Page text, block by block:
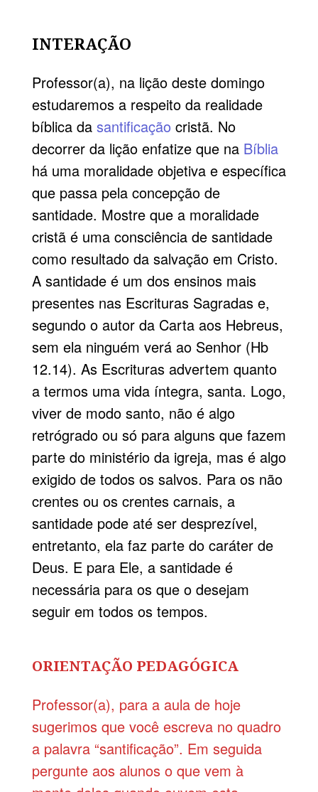
INTERAÇÃO
Professor(a), na lição deste domingo
estudaremos a respeito da realidade
bíblica da santificaçãocristã. No
decorrer da lição enfatize que na Bíblia
há uma moralidade objetiva e específica
que passa pela concepção de
santidade. Mostre que a moralidade
cristã é uma consciência de santidade
como resultado da salvação em Cristo.
A santidade é um dos ensinos mais
presentes nas Escrituras Sagradas e,
segundo o autor da Carta aos Hebreus,
sem ela ninguém verá ao Senhor (Hb
12.14). As Escrituras advertem quanto
a termos uma vida íntegra, santa. Logo,
viver de modo santo, não é algo
retrógrado ou só para alguns que fazem
parte do ministério da igreja, mas é algo
exigido de todos os salvos. Para os não
crentes ou os crentes carnais, a
santidade pode até ser desprezível,
entretanto, ela faz parte do caráter de
Deus. E para Ele, a santidade é
necessária para os que o desejam
seguir em todos os tempos.
ORIENTAÇÃO PEDAGÓGICA
Professor(a), para a aula de hoje
sugerimos que você escreva no quadro
a palavra “santificação”. Em seguida
pergunte aos alunos o que vem à